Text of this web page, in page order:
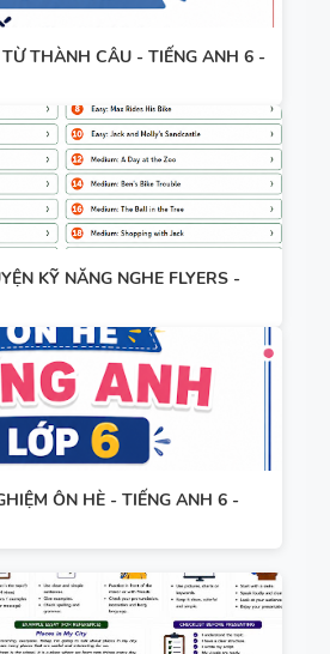
THÀNH CÂU - TIẾNG ANH 6 -
KỸ NĂNG NGHE FLYERS -
ÔN HÈ - TIẾNG ANH 6 -